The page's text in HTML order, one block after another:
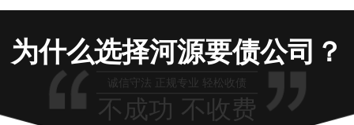
为什么选择河源要债公司？
诚信守法 正规专业 轻松收债
不成功 不收费